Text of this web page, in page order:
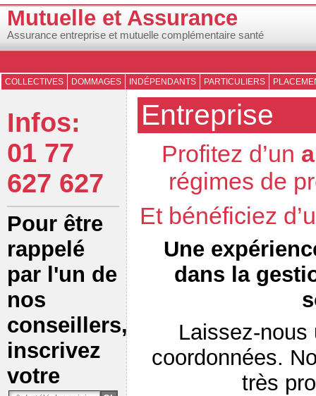
Mutuelle et Assurance
Assurance entreprise et mutuelle complémentaire santé
COLLECTIVES DOMMAGES INDÉPENDANTS PARTICULIERS
Infos:
01 77
627 627
Pour être
rappelé
par l'un de
nos
conseillers,
inscrivez
votre
Entreprise
Profitez d’un
régimes de
Et bénéficiez
Une
dans la
Laissez-
coordonnées.
très